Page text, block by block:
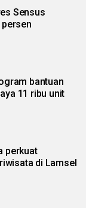
Sensus
bantuan
11 ribu unit
perkuat
di Lamsel